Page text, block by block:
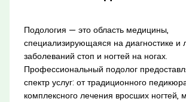
Подология — это область медицины,
специализирующаяся на диагностике и
заболеваний стоп и ногтей на ногах.
Профессиональный подолог
спектр услуг: от традиционного
комплексного лечения вросших ногтей,